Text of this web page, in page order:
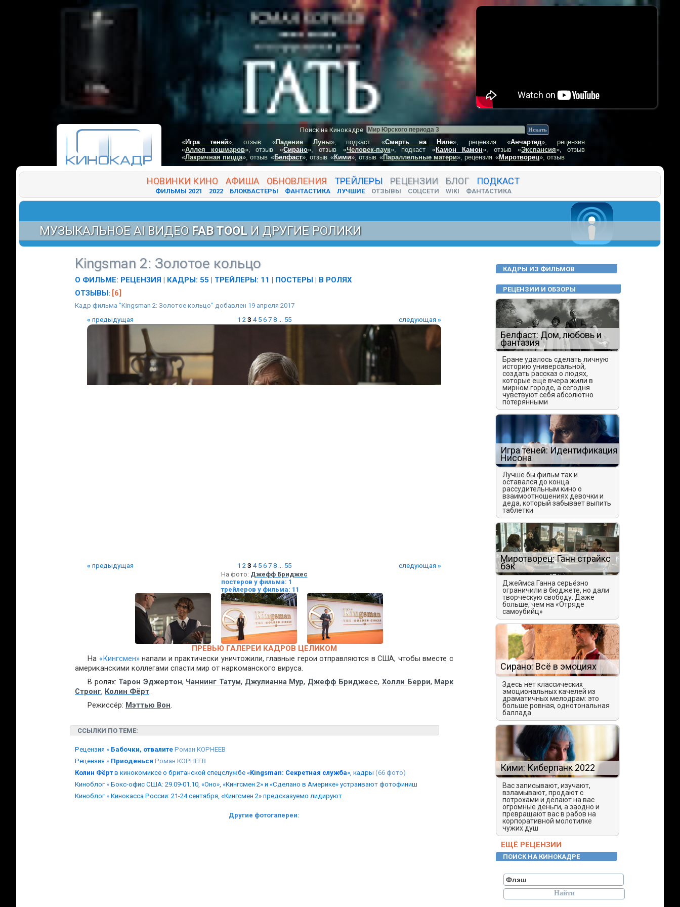
Поиск на Кинокадре
«Игра теней», отзыв «Падение Луны», подкаст «Смерть на Ниле», рецензия «Анчартед», рецензия
«Аллея кошмаров», отзыв «Сирано», отзыв «Человек-паук», подкаст «Камон Камон», отзыв «Экспансия», отзыв
«Лакричная пицца», отзыв «Белфаст», отзыв «Кими», отзыв «Параллельные матери», рецензия «Миротворец», отзыв
НОВИНКИ КИНО АФИША ОБНОВЛЕНИЯ ТРЕЙЛЕРЫ РЕЦЕНЗИИ БЛОГ ПОДКАСТ
ФИЛЬМЫ 2021 2022 БЛОКБАСТЕРЫ ФАНТАСТИКА ЛУЧШИЕ ОТЗЫВЫ СОЦСЕТИ WIKI ФАНТАСТИКА
МУЗЫКАЛЬНОЕ AI ВИДЕО FAB TOOL И ДРУГИЕ РОЛИКИ
Kingsman 2: Золотое кольцо
О ФИЛЬМЕ: РЕЦЕНЗИЯ | КАДРЫ: 55 | ТРЕЙЛЕРЫ: 11 | ПОСТЕРЫ | В РОЛЯХ
ОТЗЫВЫ: [6]
Кадр фильма "Kingsman 2: Золотое кольцо" добавлен 19 апреля 2017
« предыдущая 1 2 3 4 5 6 7 8... 55 следующая »
« предыдущая 1 2 3 4 5 6 7 8... 55 следующая »
На фото: Джефф Бриджес
постеров у фильма: 1
трейлеров у фильма: 11
ПРЕВЬЮ ГАЛЕРЕИ КАДРОВ ЦЕЛИКОМ
На «Кингсмен»напали и практически уничтожили, главные герои отправляются в США, чтобы вместе с
американскими коллегами спасти мир от наркоманского вируса.
В ролях: Тарон Эджертон, Чаннинг Татум, Джулианна Мур, Джефф Бриджесс, Холли Берри, Марк
Стронг, Колин Фёрт.
Режиссёр: Мэттью Вон.
ССЫЛКИ ПО ТЕМЕ:
Рецензия » Бабочки, отвалите Роман КОРНЕЕВ
Рецензия » Приоденься Роман КОРНЕЕВ
Колин Фёрт в кинокомиксе о британской спецслужбе «Kingsman: Секретная служба», кадры (66 фото)
Киноблог» Бокс-офис США: 29.09-01.10, «Оно», «Кингсмен 2» и «Сделано в Америке» устраивают фотофиниш
Киноблог» Кинокасса России: 21-24 сентября, «Кингсмен 2» предсказуемо лидируют
Другие фотогалереи:
КАДРЫ ИЗ ФИЛЬМОВ
РЕЦЕНЗИИ И ОБЗОРЫ
Белфаст: Дом, любовь и
фантазия
Бране удалось сделать личную
историю универсальной,
создать рассказ о людях,
которые ещё вчера жили в
мирном городе, а сегодня
чувствуют себя абсолютно
потерянными
Игра теней: Идентификация
Нисона
Лучше бы фильм так и
оставался до конца
рассудительным кино о
взаимоотношениях девочки и
деда, который забывает выпить
таблетки
Миротворец: Ганн страйкс
бэк
Джеймса Ганна серьёзно
ограничили в бюджете, но дали
творческую свободу. Даже
больше, чем на «Отряде
самоубийц»
Сирано: Всё в эмоциях
Здесь нет классических
эмоциональных качелей из
драматичных мелодрам: это
больше ровная, однотональная
баллада
Кими: Киберпанк 2022
Вас записывают, изучают,
взламывают, продают с
потрохами и делают на вас
огромные деньги, а заодно и
превращают вас в рабов на
корпоративной молотилке
чужих душ
ЕЩЁ РЕЦЕНЗИИ
ПОИСК НА КИНОКАДРЕ